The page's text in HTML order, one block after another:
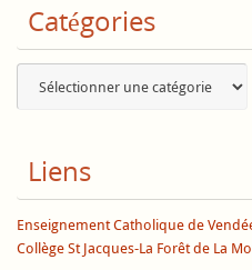
Catégories
Liens
Enseignement Catholique de
Collège St Jacques-La Forêt de La